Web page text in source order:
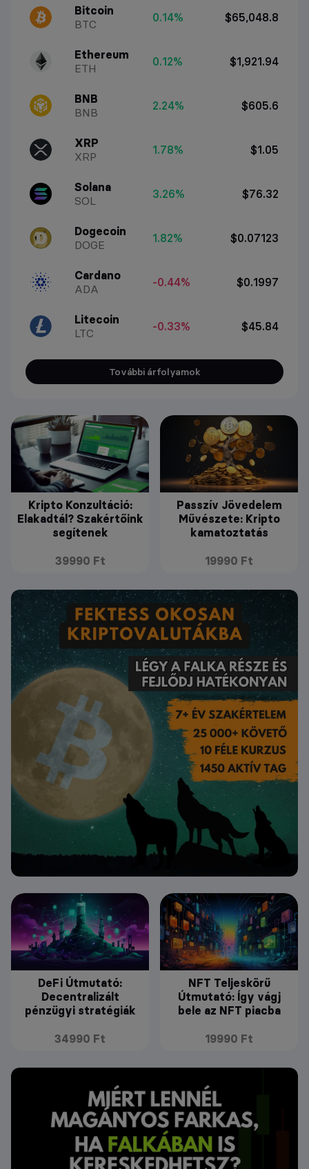
Bitcoin
BTC
0.14% $65,048.8
Ethereum
ETH
0.12% $1,921.94
BNB
BNB
2.24% $605.6
XRP
XRP
1.78% $1.05
Solana
SOL
3.26% $76.32
Dogecoin
DOGE
1.82% $0.07123
Cardano
ADA
-0.44% $0.1997
Litecoin
LTC
-0.33% $45.84
További árfolyamok
Kripto Konzultáció:
Elakadtál? Szakértőink
segítenek
39990 Ft
Passzív Jövedelem
Művészete: Kripto
kamatoztatás
19990 Ft
DeFi Útmutató:
Decentralizált
pénzügyi stratégiák
34990 Ft
NFT Teljeskörű
Útmutató: Így vágj
bele az NFT piacba
19990 Ft